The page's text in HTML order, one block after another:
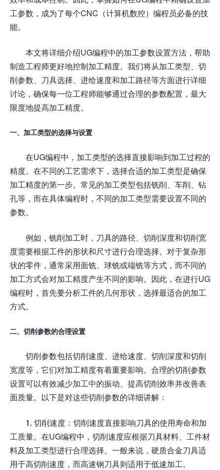
工参数，成为了每个CNC（计算机数控）编程员必备的技
能。
本文将详细介绍UG编程中的加工参数设置方法，帮助
制造工程师更好地控制加工精度。我们将从加工类型、切
削参数、刀具选择、进给速度和加工路径等方面进行详细
讨论，确保每一位工程师能够通过合理的参数配置，最大
限度地提高加工精度。
一、加工类型的选择与设置
在UG编程中，加工类型的选择直接影响到加工过程的
精度。在不同的工艺需求下，选择合适的加工类型是确保
加工精度的第一步。常见的加工类型包括铣削、车削、钻
孔等，而在具体编程时，不同的加工类型需要设置不同的
参数。
例如，铣削加工时，刀具的路径、切削深度和切削宽
度需要根据工件的形状和尺寸进行合理选择。对于复杂形
状的零件，通常采用面铣、球铣或端铣等方式，而不同的
加工方式会对加工精度产生不同的影响。因此，在进行UG
编程时，首先要分析工件的几何形状，选择最适合的加工
方式。
二、切削参数的合理设置
切削参数包括切削速度、进给速度、切削深度和切削
宽度等，它们对加工精度有着重要影响。合理的切削参数
设置可以有效减少加工中的振动、提高切削效率并改善表
面质量。以下是对这些切削参数的详细讲解：
1. 切削速度：切削速度直接影响刀具的使用寿命和加
工质量。在UG编程中，切削速度应根据刀具材料、工件材
料及加工类型进行合理选择。一般来说，硬质合金刀具适
用于高切削速度，而高速钢刀具则适用于低速加工。